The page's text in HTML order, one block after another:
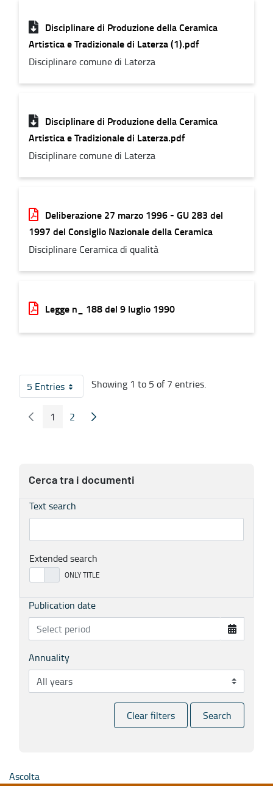
Disciplinare di Produzione della Ceramica
Artistica e Tradizionale di Laterza (1).pdf
Disciplinare comune di Laterza
Disciplinare di Produzione della Ceramica
Artistica e Tradizionale di Laterza.pdf
Disciplinare comune di Laterza
Deliberazione 27 marzo 1996 - GU 283 del
1997 del Consiglio Nazionale della Ceramica
Disciplinare Ceramica di qualità
Legge n_ 188 del 9 luglio 1990
5 EntriesPer Page
Showing 1 to 5 of 7 entries.
Previous Page
Page
1 Page
2 Next Page
Cerca tra i documenti
Text search
Extended search
Publication date
Annuality
Clear filters Search
Ascolta